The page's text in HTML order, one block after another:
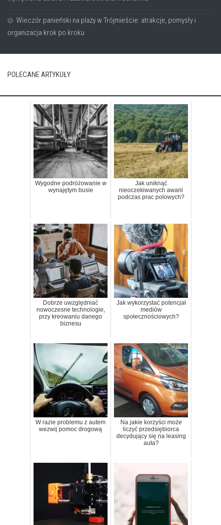
Wieczór panieński na plaży w Trójmieście: atrakcje, pomysły i
organizacja krok po kroku
POLECANE ARTYKUŁY
Wygodne podróżowanie w
wynajętym busie
Jak uniknąć
nieoczekiwanych awarii
podczas prac polowych?
Dobrze uwzględniać
nowoczesne technologie,
przy kreowaniu danego
biznesu
Jak wykorzystać potencjał
mediów
społecznościowych?
W razie problemu z autem
wezwij pomoc drogową
Na jakie korzyści może
liczyć przedsiębiorca
decydujący się na leasing
auta?